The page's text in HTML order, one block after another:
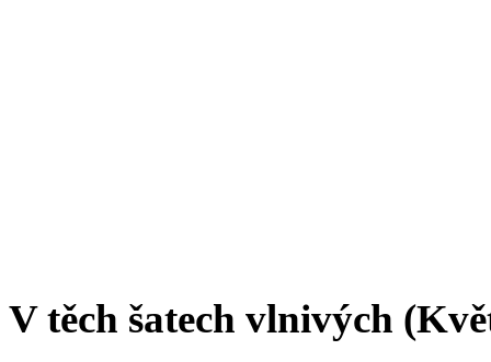
V těch šatech vlnivých